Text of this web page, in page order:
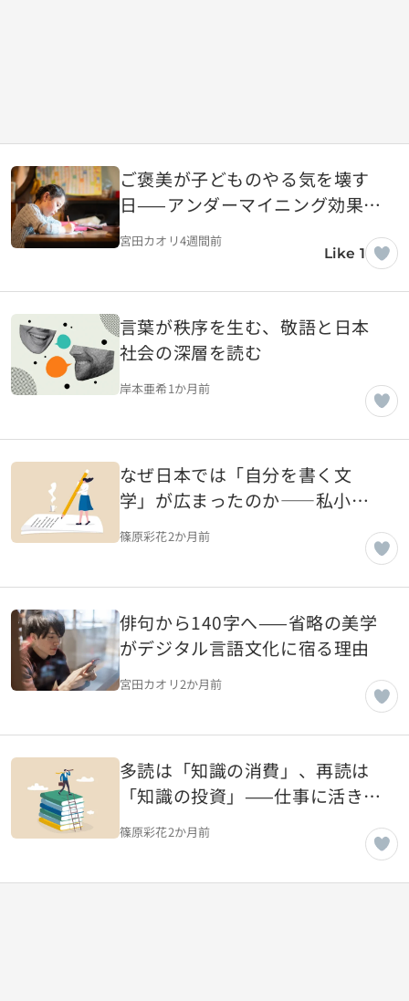
ご褒美が子どものやる気を壊す
日——アンダーマイニング効果と
内発的動機の話
宮田カオリ4週間前
Like 1
言葉が秩序を生む、敬語と日本
社会の深層を読む
岸本亜希1か月前
なぜ日本では「自分を書く文
学」が広まったのか――私小説
が育てた自己開示文化のルーツ
篠原彩花2か月前
俳句から140字へ——省略の美学
がデジタル言語文化に宿る理由
宮田カオリ2か月前
多読は「知識の消費」、再読は
「知識の投資」——仕事に活きる
読書術の本質
篠原彩花2か月前